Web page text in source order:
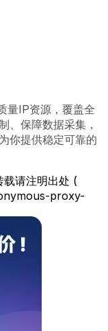
量IP资源，覆盖全
、保障数据采集，
你提供稳定可靠的
请注明出处 (
proxy-